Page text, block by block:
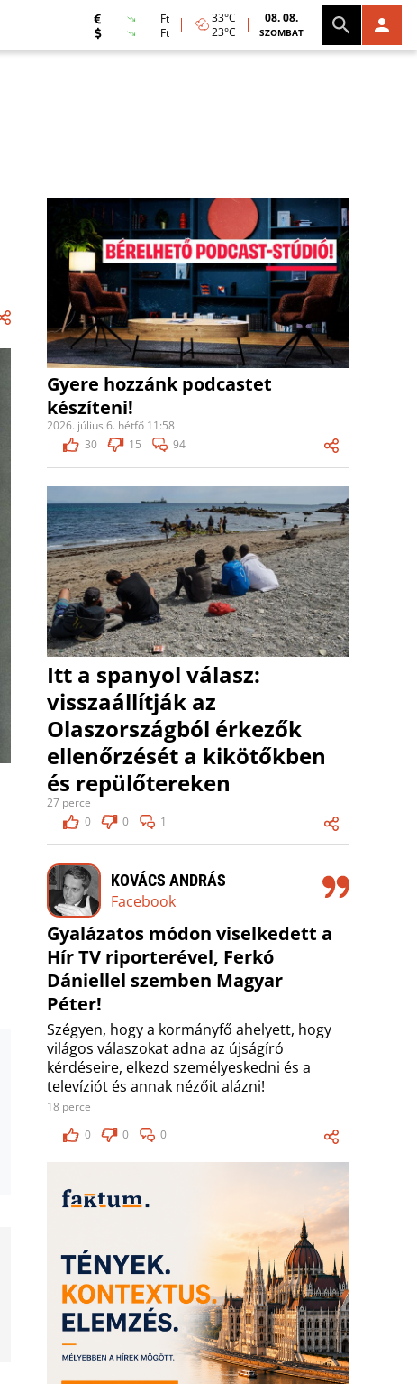
Ft
Ft
33°C
23°C
08. 08.
SZOMBAT
Gyere hozzánk podcastet
készíteni!
2026. július 6. hétfő 11:58
30
15 94
Itt a spanyol válasz:
visszaállítják az
Olaszországból érkezők
ellenőrzését a kikötőkben
és repülőtereken
27 perce
0
0 1
KOVÁCS ANDRÁS
Facebook
Gyalázatos módon viselkedett a
Hír TV riporterével, Ferkó
Dániellel szemben Magyar
Péter!
Szégyen, hogy a kormányfő ahelyett, hogy
világos válaszokat adna az újságíró
kérdéseire, elkezd személyeskedni és a
televíziót és annak nézőit alázni!
18 perce
0
0 0